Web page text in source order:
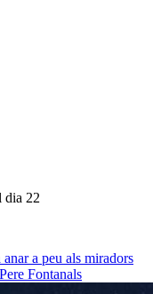
dia 22
a peu als miradors
Pere Fontanals